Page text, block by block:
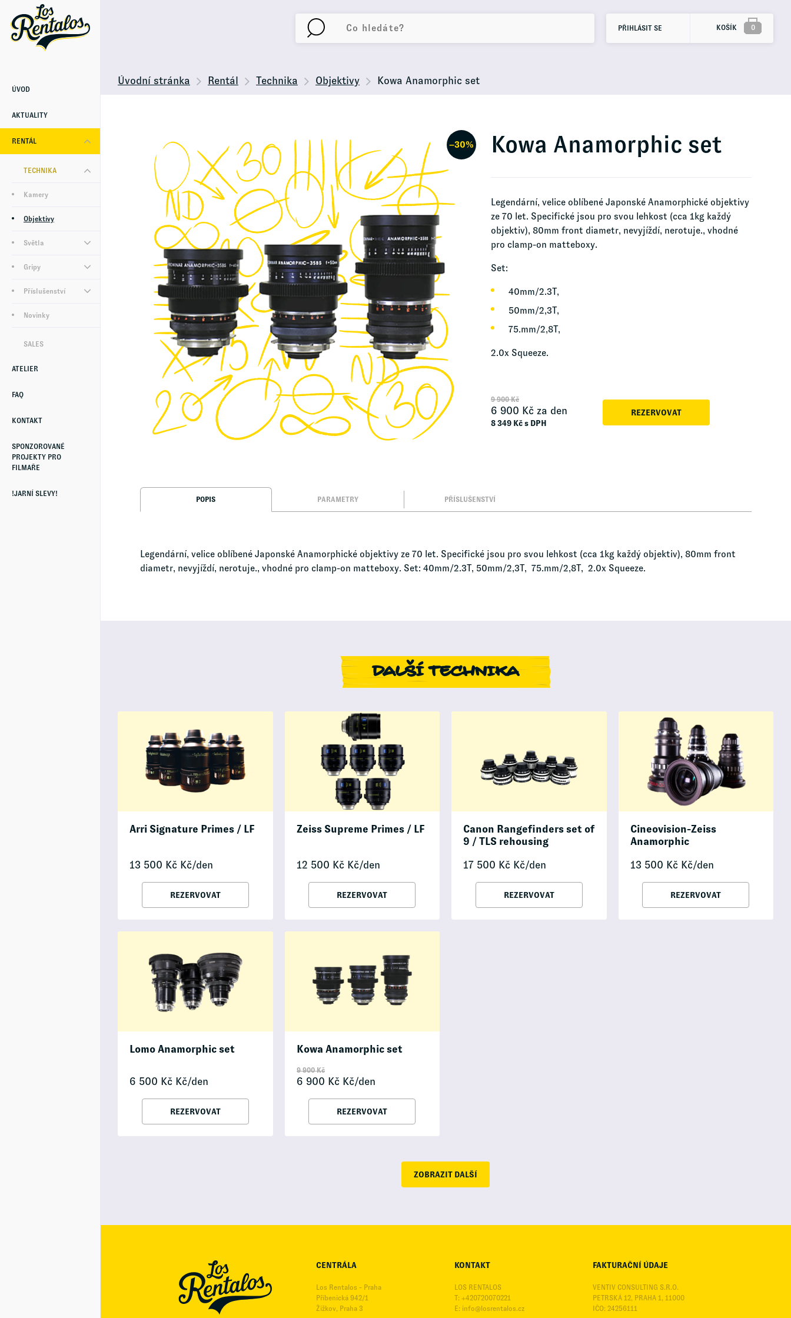
ÚVOD
AKTUALITY
RENTÁL
TECHNIKA
Kamery
Objektivy
Světla
Gripy
Příslušenství
Novinky
SALES
ATELIER
FAQ
KONTAKT
SPONZOROVANÉ
PROJEKTY PRO
FILMAŘE
!JARNÍ SLEVY!
PŘIHLÁSIT SE KOŠÍK 0
Úvodní stránka Rentál Technika Objektivy Kowa Anamorphic set
−30% Kowa Anamorphic set
Legendární, velice oblíbené Japonské Anamorphické objektivy
ze 70 let. Specifické jsou pro svou lehkost (cca 1kg každý
objektiv), 80mm front diametr, nevyjíždí, nerotuje., vhodné
pro clamp-on matteboxy.
Set:
40mm/2.3T,
50mm/2,3T,
75.mm/2,8T,
2.0x Squeeze.
9 900 Kč
6 900 Kč za den
8 349 Kč s DPH
REZERVOVAT
POPIS PARAMETRY PŘÍSLUŠENSTVÍ
Legendární, velice oblíbené Japonské Anamorphické objektivy ze 70 let. Specifické jsou pro svou lehkost (cca 1kg každý objektiv), 80mm front
diametr, nevyjíždí, nerotuje., vhodné pro clamp-on matteboxy. Set: 40mm/2.3T, 50mm/2,3T, 75.mm/2,8T, 2.0x Squeeze.
DALŠÍ TECHNIKA
Arri Signature Primes / LF
13 500 Kč Kč/den
REZERVOVAT
Zeiss Supreme Primes / LF
12 500 KčKč/den
REZERVOVAT
Canon Rangefinders set of
9 / TLS rehousing
17 500 Kč Kč/den
REZERVOVAT
Cineovision-Zeiss
Anamorphic
13 500 KčKč/den
REZERVOVAT
Lomo Anamorphic set
6 500 Kč Kč/den
REZERVOVAT
Kowa Anamorphic set
9 900 Kč
6 900 KčKč/den
REZERVOVAT
ZOBRAZIT DALŠÍ
CENTRÁLA
Los Rentalos - Praha
Příbenická 942/1
Žižkov, Praha 3
KONTAKT
LOS RENTALOS
T: +420720070221
E: info@losrentalos.cz
FAKTURAČNÍ ÚDAJE
VENTIV CONSULTING S.R.O.
PETRSKÁ 12, PRAHA 1, 11000
IČO: 24256111